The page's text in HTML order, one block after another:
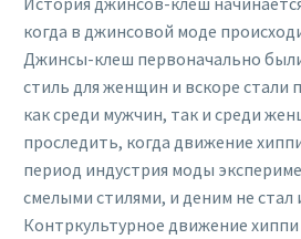
когда в джинсовой моде
Джинсы-клеш первоначально
стиль для женщин и вскоре стали
как среди мужчин, так и среди
проследить, когда движение
период индустрия моды
смелыми стилями, и деним не стал
Контркультурное движение